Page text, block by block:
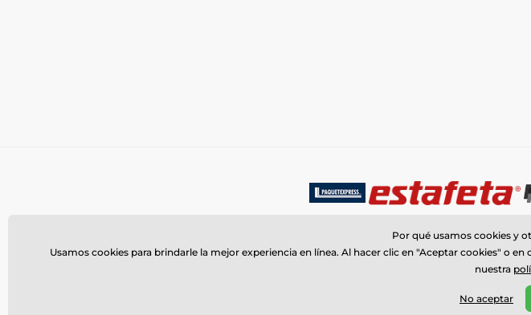
© 2026 www.trophymonster.mx ⦁
Por qué usamos cookies y
Usamos cookies para brindarle la mejor experiencia en línea. Al hacer clic en "Aceptar cookies" o
nuestra
No aceptar